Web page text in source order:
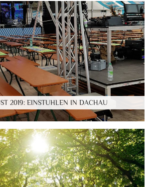
2019: EINSTUHLEN IN DACHAU